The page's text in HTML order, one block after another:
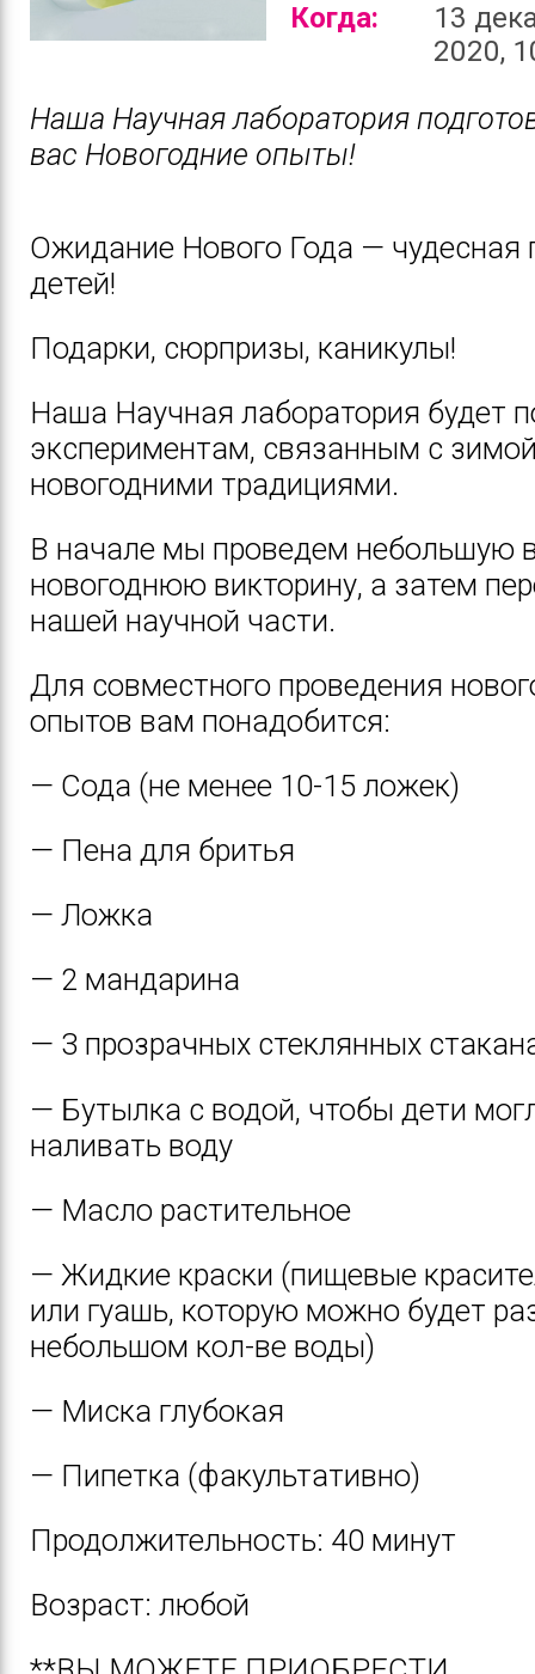
Когда:
13
2020,
Наша Научная лаборатория
вас Новогодние опыты!
Ожидание Нового Года — чудесная
детей!
Подарки, сюрпризы, каникулы!
Наша Научная лаборатория будет
экспериментам, связанным с
новогодними традициями.
В начале мы проведем небольшую
новогоднюю викторину, а затем
нашей научной части.
Для совместного проведения
опытов вам понадобится:
— Сода (не менее 10-15 ложек)
— Пена для бритья
— Ложка
— 2 мандарина
— 3 прозрачных стеклянных
— Бутылка с водой, чтобы дети
наливать воду
— Масло растительное
— Жидкие краски (пищевые
или гуашь, которую можно будет
небольшом кол-ве воды)
— Миска глубокая
— Пипетка (факультативно)
Продолжительность: 40 минут
Возраст: любой